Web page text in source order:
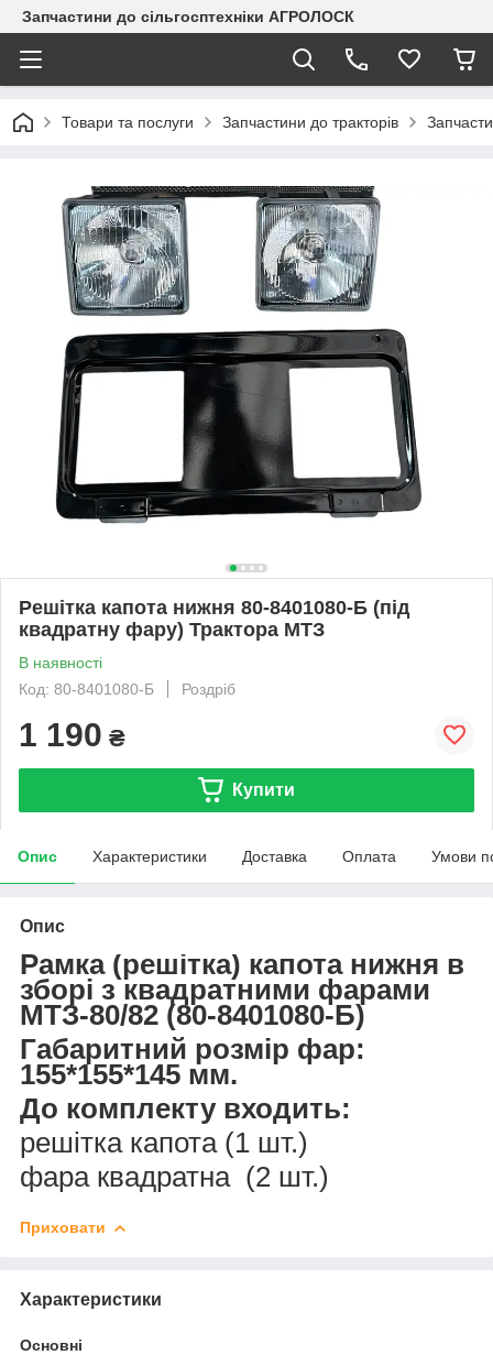
Запчастини до сільгосптехніки АГРОЛОСК
Товари та послуги Запчастини до тракторів
Решітка капота нижня 80-8401080-Б (під
квадратну фару) Трактора МТЗ
В наявності
Код: 80-8401080-Б
Роздріб
1 190 ₴
Купити
Опис Характеристики Доставка Оплата Умови
Опис
Рамка (решітка) капота нижня в
зборі з квадратними фарами
МТЗ-80/82 (80-8401080-Б)
Габаритний розмір фар:
155*155*145 мм.
До комплекту входить:
решітка капота (1 шт.)
фара квадратна (2 шт.)
Приховати
Характеристики
Основні